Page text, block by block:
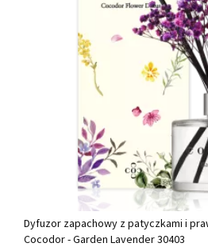
Dyfuzor zapachowy z patyczkami i
Cocodor - Garden Lavender 30403